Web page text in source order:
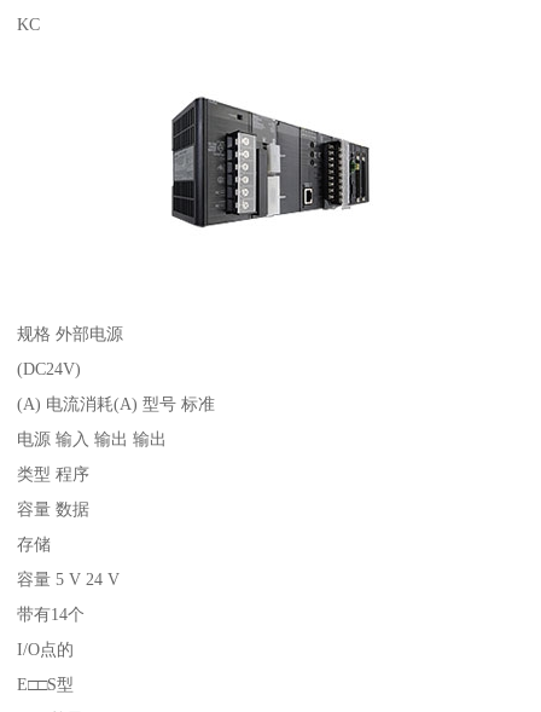
KC
规格 外部电源
(DC24V)
(A) 电流消耗(A) 型号 标准
电源 输入 输出 输出
类型 程序
容量 数据
存储
容量 5 V 24 V
带有14个
I/O点的
E□□S型